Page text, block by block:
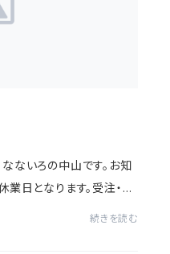
ないろの中山です。お知
業日となります。受注・発
続きを読む